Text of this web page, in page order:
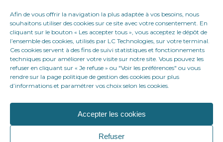
Afin de vous offrir la navigation la plus adaptée à vos besoins, nous
souhaitons utiliser des cookies sur ce site avec votre consentement. En
cliquant sur le bouton « Les accepter tous », vous acceptez le dépôt de
l’ensemble des cookies, utilisés par LC Technologies, sur votre terminal.
Ces cookies servent à des fins de suivi statistiques et fonctionnements
techniques pour améliorer votre visite sur notre site. Vous pouvez les
refuser en cliquant sur « Je refuse » ou "Voir les préférences" ou vous
rendre sur la page politique de gestion des cookies pour plus
d’informations et paramétrer vos choix selon les cookies.
Accepter les cookies
Refuser